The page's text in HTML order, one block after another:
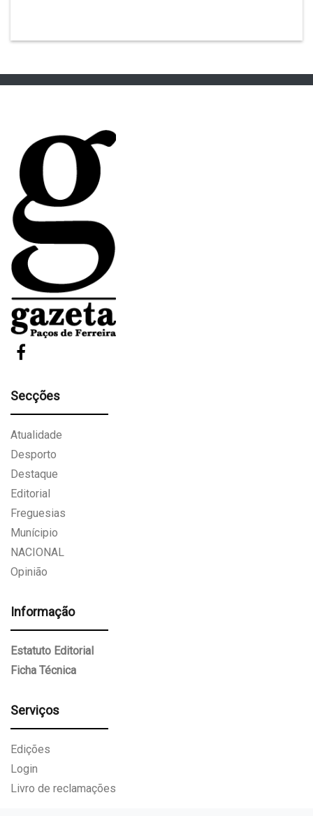
Secções
Atualidade
Desporto
Destaque
Editorial
Freguesias
Munícipio
NACIONAL
Opinião
Informação
Estatuto Editorial
Ficha Técnica
Serviços
Edições
Login
Livro de reclamações